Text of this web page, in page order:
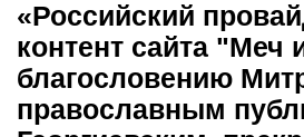
«Российский
контент сайта "Меч
благословению
православным